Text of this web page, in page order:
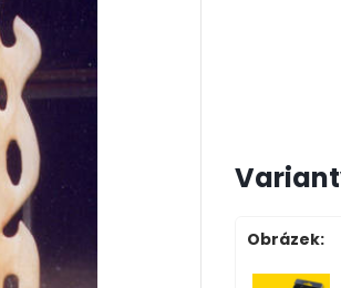
Obrázek: